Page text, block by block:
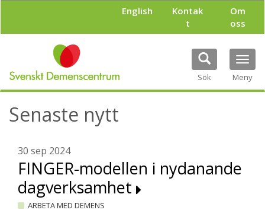
l
English
Kontak
t
Om
oss
Sök Meny
Senaste nytt
30 sep 2024
FINGER-modellen i nydanande
dagverksamhet
ARBETA MED DEMENS